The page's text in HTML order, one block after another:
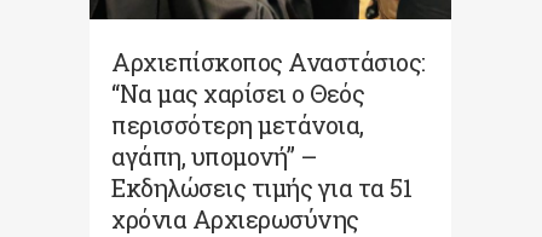
Αρχιεπίσκοπος Αναστάσιος:
“Να μας χαρίσει ο Θεός
περισσότερη μετάνοια,
αγάπη, υπομονή” –
Εκδηλώσεις τιμής για τα 51
χρόνια Αρχιερωσύνης